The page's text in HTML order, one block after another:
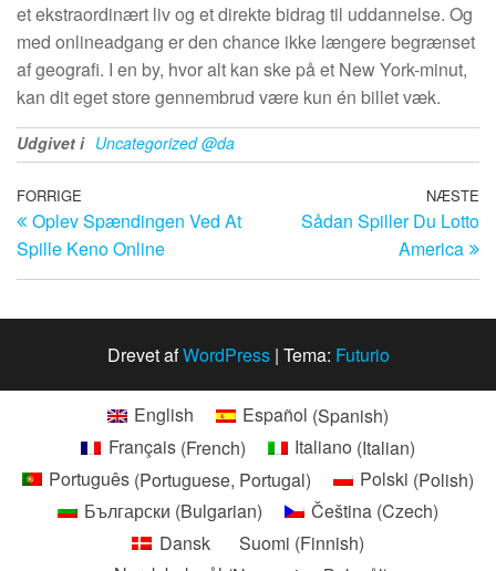
et ekstraordinært liv og et direkte bidrag til uddannelse. Og
med onlineadgang er den chance ikke længere begrænset
af geografi. I en by, hvor alt kan ske på et New York-minut,
kan dit eget store gennembrud være kun én billet væk.
Udgivet i Uncategorized @da
Indlægsnavigation
Forrige
indlæg
FORRIGE
Oplev Spændingen Ved At
Spille Keno Online
NÆSTE
Sådan Spiller Du Lotto
America
Drevet afWordPress | Tema: Futurio
English Español (Spanish)
Français(French) Italiano (Italian)
Português (Portuguese, Portugal) Polski (Polish)
Български (Bulgarian) Čeština (Czech)
Dansk
Suomi (Finnish)